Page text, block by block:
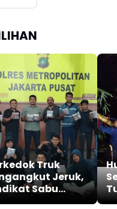
Truk
Jeruk,
Sabu
Polisi